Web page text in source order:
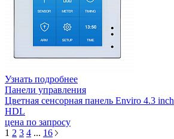
Узнать подробнее
Панели управления
Цветная сенсорная панель Enviro 4.3 inch
HDL
цена по запросу
1 2 3 4 ... 16